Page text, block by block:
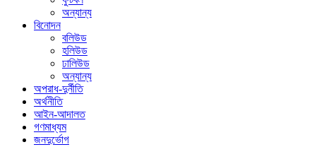
অন্যান্য
বিনোদন
বলিউড
হলিউড
ঢালিউড
অন্যান্য
অপরাধ-দুর্নীতি
অর্থনীতি
আইন-আদালত
গণমাধ্যম
জনদুর্ভোগ